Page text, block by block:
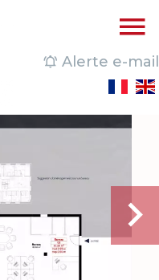
Alerte e-mail